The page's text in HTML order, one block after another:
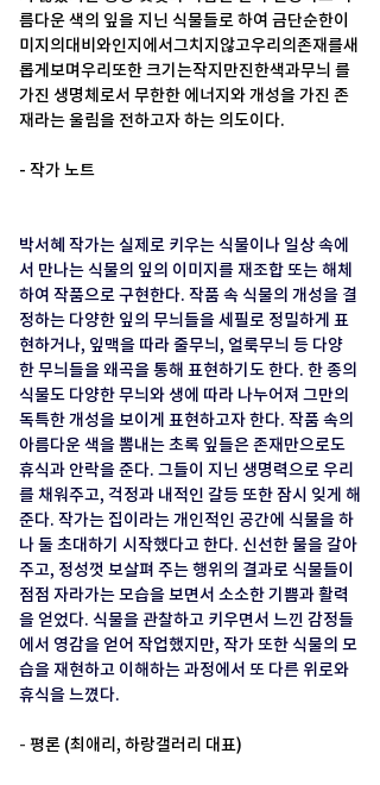
름다운 색의 잎을 지닌 식물들로 하여 금단순한이
미지의대비와인지에서그치지않고우리의존재를새
롭게보며우리또한 크기는작지만진한색과무늬 를
가진 생명체로서 무한한 에너지와 개성을 가진 존
재라는 울림을 전하고자 하는 의도이다.
- 작가 노트
박서혜 작가는 실제로 키우는 식물이나 일상 속에
서 만나는 식물의 잎의 이미지를 재조합 또는 해체
하여 작품으로 구현한다. 작품 속 식물의 개성을 결
정하는 다양한 잎의 무늬들을 세필로 정밀하게 표
현하거나, 잎맥을 따라 줄무늬, 얼룩무늬 등 다양
한 무늬들을 왜곡을 통해 표현하기도 한다. 한 종의
식물도 다양한 무늬와 생에 따라 나누어져 그만의
독특한 개성을 보이게 표현하고자 한다. 작품 속의
아름다운 색을 뽐내는 초록 잎들은 존재만으로도
휴식과 안락을 준다. 그들이 지닌 생명력으로 우리
를 채워주고, 걱정과 내적인 갈등 또한 잠시 잊게 해
준다. 작가는 집이라는 개인적인 공간에 식물을 하
나 둘 초대하기 시작했다고 한다. 신선한 물을 갈아
주고, 정성껏 보살펴 주는 행위의 결과로 식물들이
점점 자라가는 모습을 보면서 소소한 기쁨과 활력
을 얻었다. 식물을 관찰하고 키우면서 느낀 감정들
에서 영감을 얻어 작업했지만, 작가 또한 식물의 모
습을 재현하고 이해하는 과정에서 또 다른 위로와
휴식을 느꼈다.
- 평론 (최애리, 하랑갤러리 대표)